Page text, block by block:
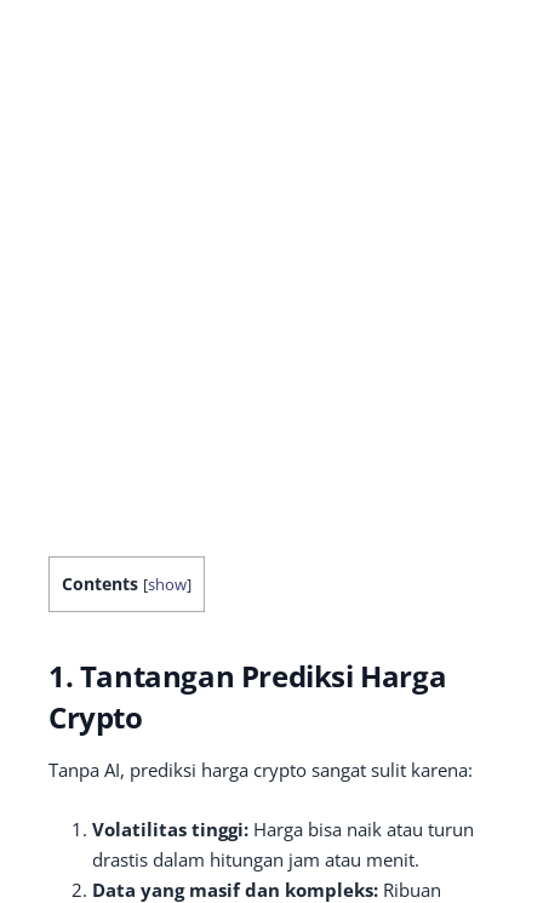
Contents [show]
1. Tantangan Prediksi Harga
Crypto
Tanpa AI, prediksi harga crypto sangat sulit karena:
Volatilitas tinggi: Harga bisa naik atau turun
drastis dalam hitungan jam atau menit.
Data yang masif dan kompleks: Ribuan